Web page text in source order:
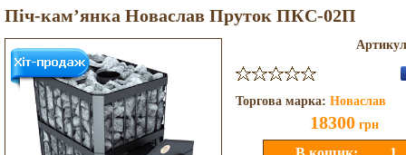
Піч-кам’янка Новаслав Пруток ПКС-02П
Торгова марка: Новаслав
18300 грн